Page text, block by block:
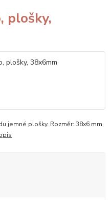
plošky,
jemné plošky. Rozměr: 38x6 mm,